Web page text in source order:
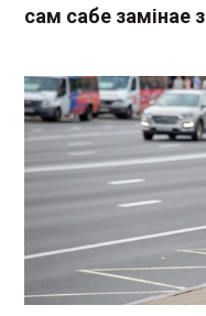
сам сабе замінае